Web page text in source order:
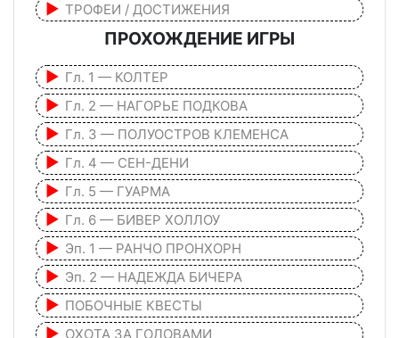
ТРОФЕИ / ДОСТИЖЕНИЯ
ПРОХОЖДЕНИЕ ИГРЫ
Гл. 1 — КОЛТЕР
Гл. 2 — НАГОРЬЕ ПОДКОВА
Гл. 3 — ПОЛУОСТРОВ КЛЕМЕНСА
Гл. 4 — СЕН-ДЕНИ
Гл. 5 — ГУАРМА
Гл. 6 — БИВЕР ХОЛЛОУ
Эп. 1 — РАНЧО ПРОНХОРН
Эп. 2 — НАДЕЖДА БИЧЕРА
ПОБОЧНЫЕ КВЕСТЫ
ОХОТА ЗА ГОЛОВАМИ